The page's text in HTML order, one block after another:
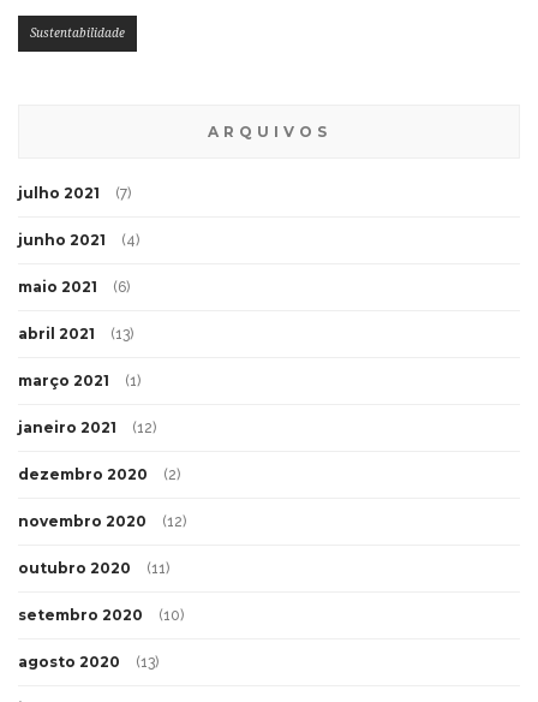
Sustentabilidade
ARQUIVOS
julho 2021 (7)
junho 2021 (4)
maio 2021 (6)
abril 2021 (13)
março 2021 (1)
janeiro 2021 (12)
dezembro 2020 (2)
novembro 2020 (12)
outubro 2020 (11)
setembro 2020 (10)
agosto 2020 (13)